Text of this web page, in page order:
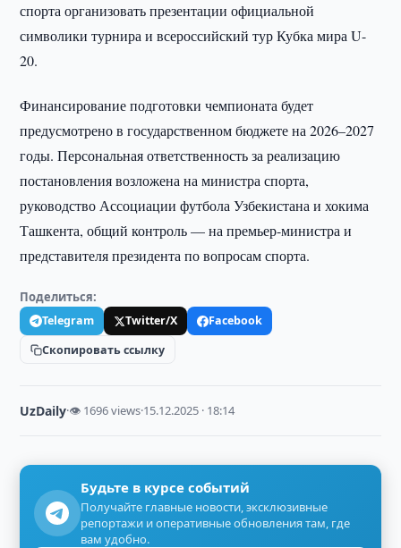
спорта организовать презентации официальной
символики турнира и всероссийский тур Кубка мира U-
20.
Финансирование подготовки чемпионата будет
предусмотрено в государственном бюджете на 2026–2027
годы. Персональная ответственность за реализацию
постановления возложена на министра спорта,
руководство Ассоциации футбола Узбекистана и хокима
Ташкента, общий контроль — на премьер-министра и
представителя президента по вопросам спорта.
Поделиться:
Telegram Twitter/X
Facebook
Скопировать ссылку
UzDaily·👁 1696 views·15.12.2025 · 18:14
Будьте в курсе событий
Получайте главные новости, эксклюзивные
репортажи и оперативные обновления там, где
вам удобно.